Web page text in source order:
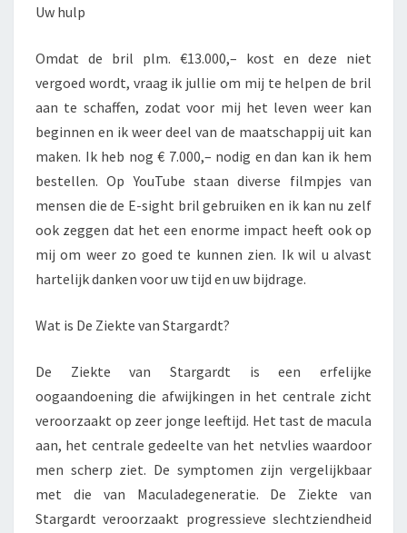
Uw hulp
Omdat de bril plm. €13.000,– kost en deze niet
vergoed wordt, vraag ik jullie om mij te helpen de bril
aan te schaffen, zodat voor mij het leven weer kan
beginnen en ik weer deel van de maatschappij uit kan
maken. Ik heb nog € 7.000,– nodig en dan kan ik hem
bestellen. Op YouTube staan diverse filmpjes van
mensen die de E-sight bril gebruiken en ik kan nu zelf
ook zeggen dat het een enorme impact heeft ook op
mij om weer zo goed te kunnen zien. Ik wil u alvast
hartelijk danken voor uw tijd en uw bijdrage.
Wat is De Ziekte van Stargardt?
De Ziekte van Stargardt is een erfelijke
oogaandoening die afwijkingen in het centrale zicht
veroorzaakt op zeer jonge leeftijd. Het tast de macula
aan, het centrale gedeelte van het netvlies waardoor
men scherp ziet. De symptomen zijn vergelijkbaar
met die van Maculadegeneratie. De Ziekte van
Stargardt veroorzaakt progressieve slechtziendheid